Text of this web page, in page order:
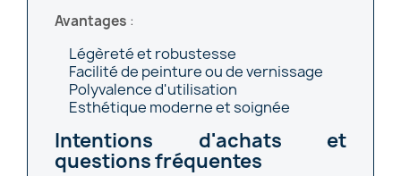
Avantages :
Légèreté et robustesse
Facilité de peinture ou de vernissage
Polyvalence d'utilisation
Esthétique moderne et soignée
Intentions d'achats et
questions fréquentes